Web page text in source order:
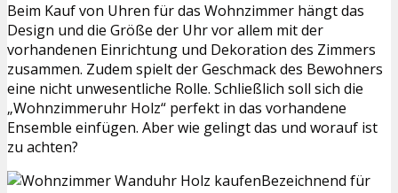
Beim Kauf von Uhren für das Wohnzimmer hängt das
Design und die Größe der Uhr vor allem mit der
vorhandenen Einrichtung und Dekoration des Zimmers
zusammen. Zudem spielt der Geschmack des Bewohners
eine nicht unwesentliche Rolle. Schließlich soll sich die
„Wohnzimmeruhr Holz“ perfekt in das vorhandene
Ensemble einfügen. Aber wie gelingt das und worauf ist
zu achten?
Bezeichnend für